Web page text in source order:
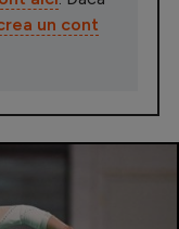
un cont